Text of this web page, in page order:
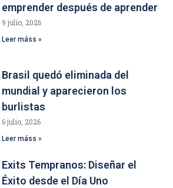
emprender después de aprender
9 julio, 2026
Leer máss »
Brasil quedó eliminada del
mundial y aparecieron los
burlistas
6 julio, 2026
Leer máss »
Exits Tempranos: Diseñar el
Éxito desde el Día Uno